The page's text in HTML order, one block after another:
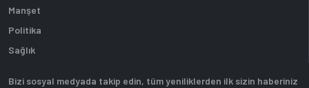
Manşet
Politika
Sağlık
Bizi sosyal medyada takip edin, tüm yeniliklerden ilk sizin haberiniz